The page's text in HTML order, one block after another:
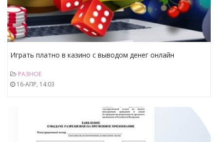
Играть платно в казино с выводом денег онлайн
РАЗНОЕ
16-АПР, 14:03